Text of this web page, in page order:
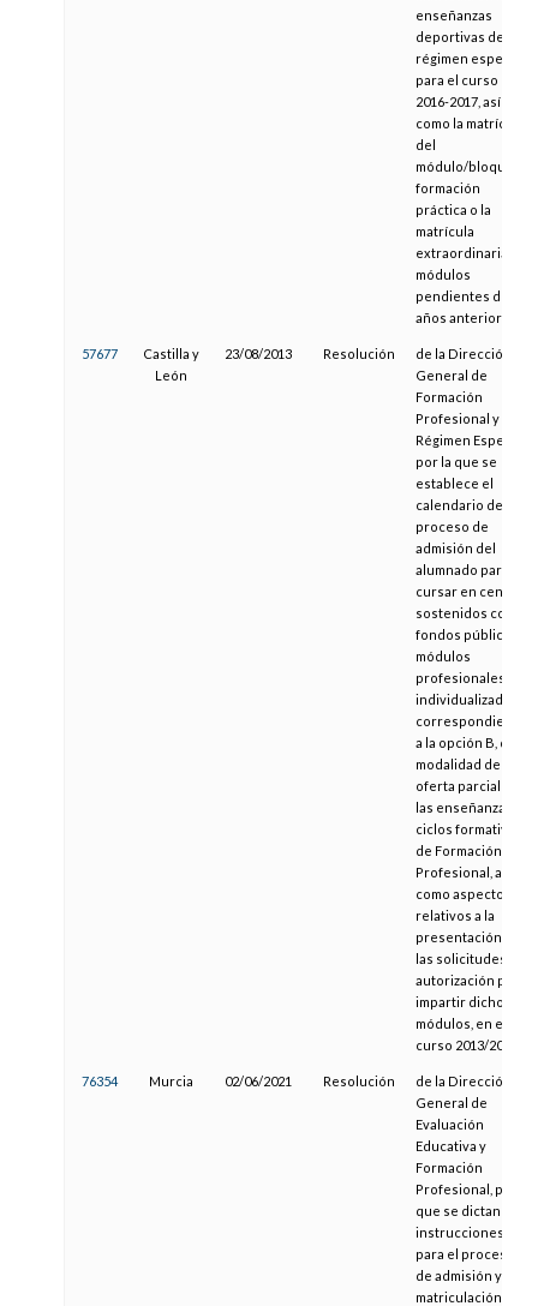
enseñanzas
deportivas de
régimen especial
para el curso
2016-2017, así
como la matrícula
del
módulo/bloque de
formación
práctica o la
matrícula
extraordinaria de
módulos
pendientes de
años anteriores
57677
Castilla y
León
23/08/2013 Resolución
de la Dirección
General de
Formación
Profesional y
Régimen Especial,
por la que se
establece el
calendario del
proceso de
admisión del
alumnado para
cursar en centros
sostenidos con
fondos públicos
módulos
profesionales
individualizados,
correspondientes
a la opción B, de la
modalidad de
oferta parcial de
las enseñanzas de
ciclos formativos
de Formación
Profesional, así
como aspectos
relativos a la
presentación de
las solicitudes de
autorización para
impartir dichos
módulos, en el
curso 2013/2014
76354 Murcia 02/06/2021 Resolución
de la Dirección
General de
Evaluación
Educativa y
Formación
Profesional, por la
que se dictan
instrucciones
para el proceso
de admisión y
matriculación de